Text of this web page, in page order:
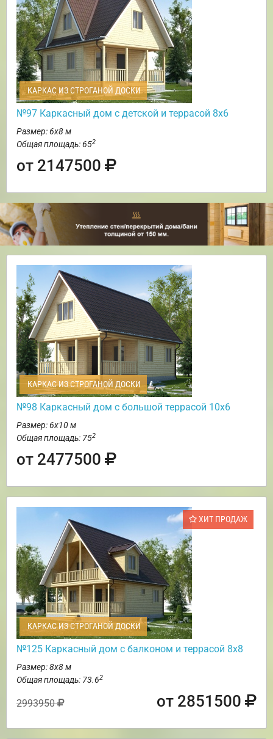
КАРКАС ИЗ СТРОГАНОЙ ДОСКИ
№97 Каркасный дом с детской и террасой 8х6
Размер: 6х8 м
Общая площадь: 652
от 2147500
КАРКАС ИЗ СТРОГАНОЙ ДОСКИ
№98 Каркасный дом с большой террасой 10х6
Размер: 6х10 м
Общая площадь: 752
от 2477500
ХИТ ПРОДАЖ
КАРКАС ИЗ СТРОГАНОЙ ДОСКИ
№125 Каркасный дом с балконом и террасой 8х8
Размер: 8х8 м
Общая площадь: 73.62
2993950 от 2851500